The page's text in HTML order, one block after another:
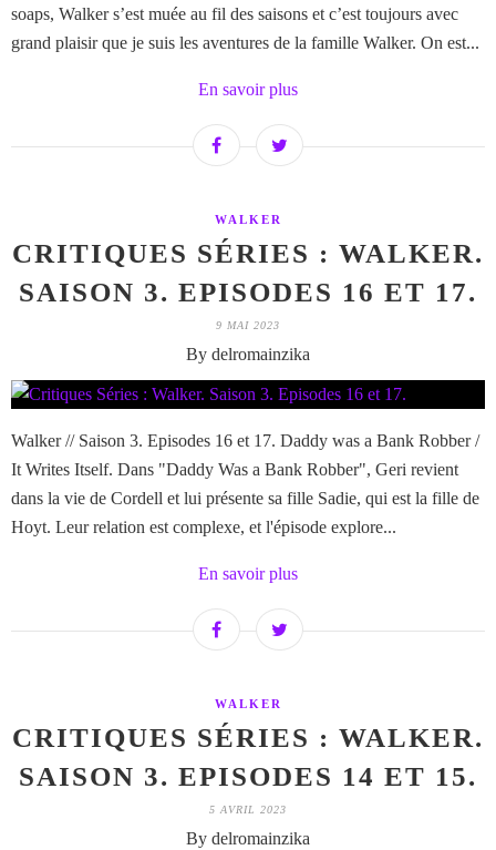
soaps, Walker s’est muée au fil des saisons et c’est toujours avec
grand plaisir que je suis les aventures de la famille Walker. On est...
En savoir plus
WALKER
CRITIQUES SÉRIES : WALKER.
SAISON 3. EPISODES 16 ET 17.
9 MAI 2023
By delromainzika
Walker // Saison 3. Episodes 16 et 17. Daddy was a Bank Robber /
It Writes Itself. Dans "Daddy Was a Bank Robber", Geri revient
dans la vie de Cordell et lui présente sa fille Sadie, qui est la fille de
Hoyt. Leur relation est complexe, et l'épisode explore...
En savoir plus
WALKER
CRITIQUES SÉRIES : WALKER.
SAISON 3. EPISODES 14 ET 15.
5 AVRIL 2023
By delromainzika